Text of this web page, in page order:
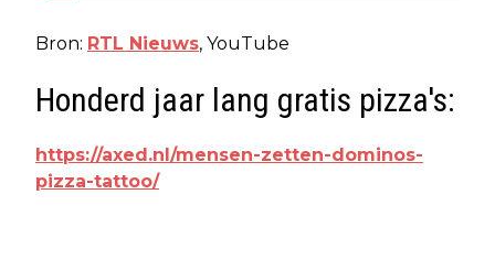
Bron: RTL Nieuws, YouTube
Honderd jaar lang gratis pizza's:
https://axed.nl/mensen-zetten-dominos-
pizza-tattoo/